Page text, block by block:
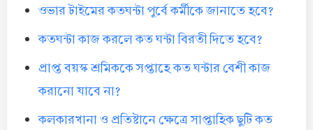
ওভার টাইমের কতঘন্টা পুর্বে কর্মীকে জানাতে হবে?
কতঘন্টা কাজ করলে কত ঘন্টা বিরতী দিতে হবে?
প্রাপ্ত বয়স্ক শ্রমিককে সপ্তাহে কত ঘন্টার বেশী কাজ
করানো যাবে না?
কলকারখানা ও প্রতিষ্টানে ক্ষেত্রে সাপ্তাহিক ছুটি কত